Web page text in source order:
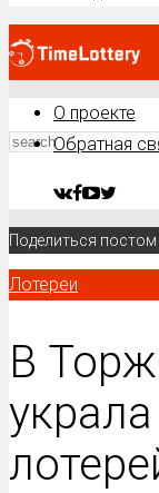
О проекте
Обратная
Поделиться постом
Лотереи
В